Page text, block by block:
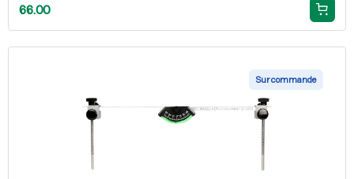
66.00
Sur commande